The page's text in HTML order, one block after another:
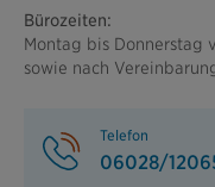
Bürozeiten:
Montag bis Donnerstag
sowie nach
Telefon
06028/